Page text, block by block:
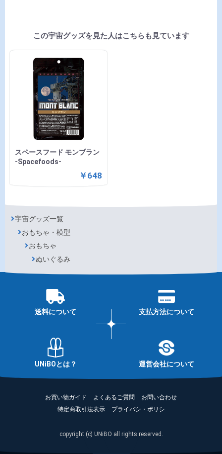
この宇宙グッズを見た人はこちらも見ています
スペースフード モンブラン
-Spacefoods-
￥648
宇宙グッズ一覧
おもちゃ・模型
おもちゃ
ぬいぐるみ
送料について 支払方法について
UNiBOとは？ 運営会社について
お買い物ガイド よくあるご質問
お問い合わせ
特定商取引法表示
プライバシ・ポリシ
copyright (c) UNiBO all rights reserved.